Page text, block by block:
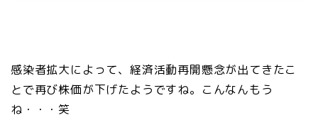
感染者拡大によって、経済活動再開懸念が出てきたこ
とで再び株価が下げたようですね。こんなんもう
ね・・・笑